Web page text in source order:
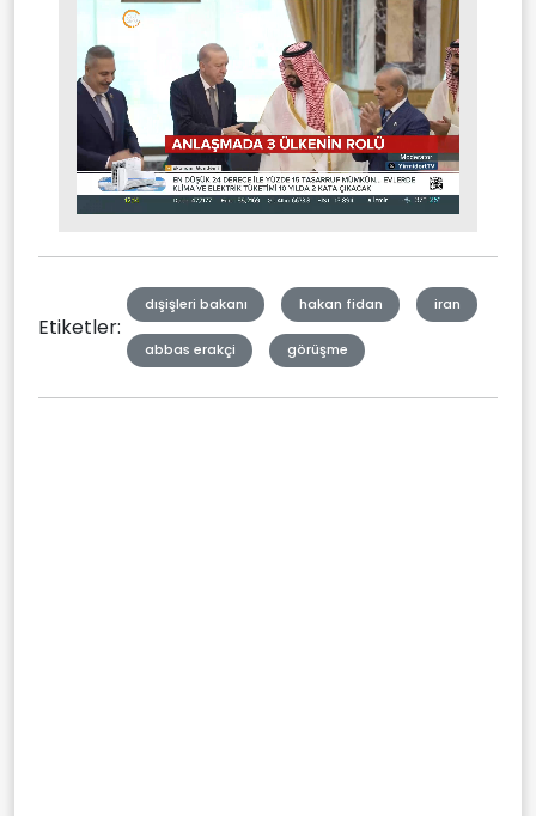
Mute Stream
Etiketler:
dışişleri bakanı hakan fidan iran
abbas erakçi görüşme